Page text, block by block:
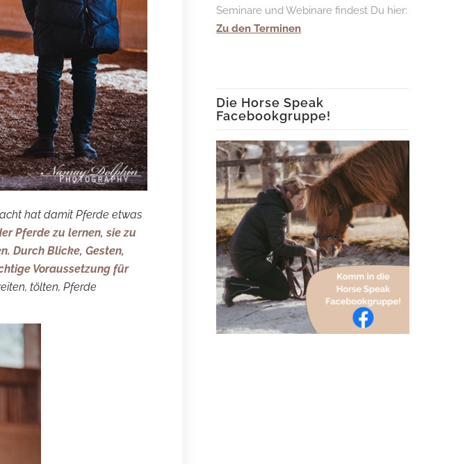
hat damit Pferde etwas
Pferde zu lernen, sie zu
Durch Blicke, Gesten,
Voraussetzung für
tölten, Pferde
Seminare und Webinare findest Du hier:
Zu den Terminen
Die Horse Speak
Facebookgruppe!